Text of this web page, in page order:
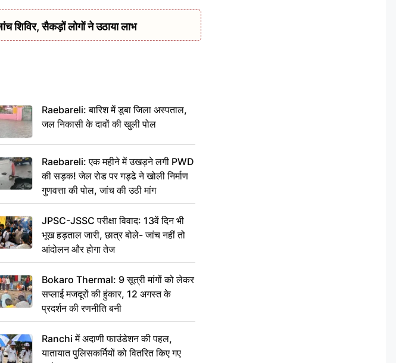
शिविर, सैकड़ों लोगों ने उठाया लाभ
Raebareli: बारिश में डूबा जिला अस्पताल,
जल निकासी के दावों की खुली पोल
Raebareli: एक महीने में उखड़ने लगी PWD
की सड़क! जेल रोड पर गड्ढे ने खोली निर्माण
गुणवत्ता की पोल, जांच की उठी मांग
JPSC-JSSC परीक्षा विवाद: 13वें दिन भी
भूख हड़ताल जारी, छात्र बोले- जांच नहीं तो
आंदोलन और होगा तेज
Bokaro Thermal: 9 सूत्री मांगों को लेकर
सप्लाई मजदूरों की हुंकार, 12 अगस्त के
प्रदर्शन की रणनीति बनी
Ranchi में अदाणी फाउंडेशन की पहल,
यातायात पुलिसकर्मियों को वितरित किए गए